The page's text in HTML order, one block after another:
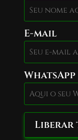
E-mail
WhatsApp